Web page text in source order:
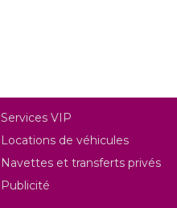
Services VIP
Locations de véhicules
Navettes et transferts privés
Publicité